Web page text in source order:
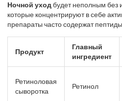
составе ночных кремов помогают
клетки и сделать кожу ярче и
способностью заживлять мелкие
которое сочетает в себе эти
глубокое увлажнение и защиту на
Ночной уходбудет неполным без
которые концентрируют в себе
препараты часто содержат
эластичность и структуру кожи.
помогая коже быстрее
сыворотки, соответствующие
кожи, будь то борьба с акне или
Продукт
Главный
ингредиент
Ретиноловая
сыворотка
Ретинол